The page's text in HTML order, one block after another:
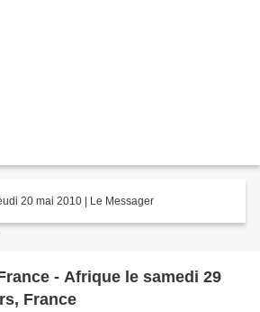
20 mai 2010 | Le Messager
- Afrique le samedi 29
France